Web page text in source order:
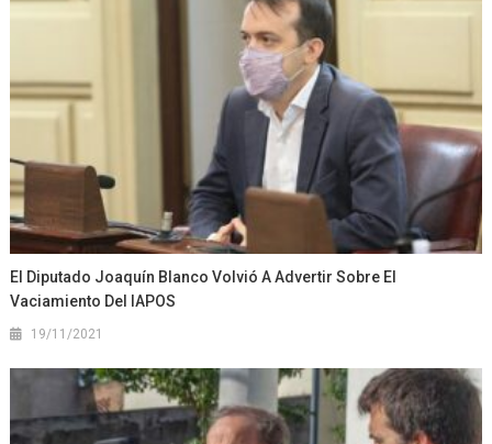
El Diputado Joaquín Blanco Volvió A Advertir Sobre El
Vaciamiento Del IAPOS
19/11/2021